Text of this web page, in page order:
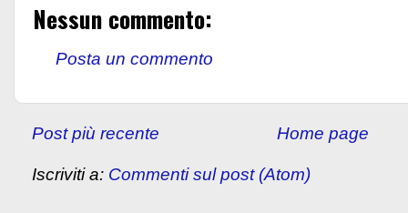
Nessun commento:
Posta un commento
Post più recente Home page
Iscriviti a: Commenti sul post (Atom)